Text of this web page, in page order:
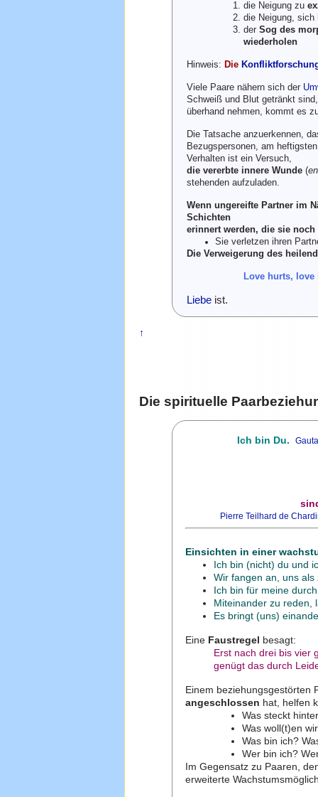
die Neigung zu
die Neigung, sich
derSog des
wiederholen
Hinweis: Die
Viele Paare nähern sich der
Schweiß und Blut getränkt
überhand nehmen, kommt es
Die Tatsache anzuerkennen,
Bezugspersonen, am
Verhalten ist ein Versuch,
die vererbte innere Wunde (
stehenden aufzuladen.
Wenn ungereifte Partner im
Schichten
erinnert werden, die sie
Sie verletzen ihren
Die Verweigerung des
Love hurts, love
Liebe ist.
↑
Die spirituelle
Ich bin Du.
Pierre Teilhard de
Einsichten in einer
Ich bin (nicht) du und
Wir fangen an, uns
Ich bin für meine
Miteinander zu reden,
Es bringt (uns)
Eine Faustregel besagt:
Erst nach drei bis vier
genügt das durch
Einem beziehungsgestörten
angeschlossen hat, helfen
Was steckt
Was woll(t)en
Was bin ich?
Wer bin ich?
Im Gegensatz zu Paaren,
erweiterte